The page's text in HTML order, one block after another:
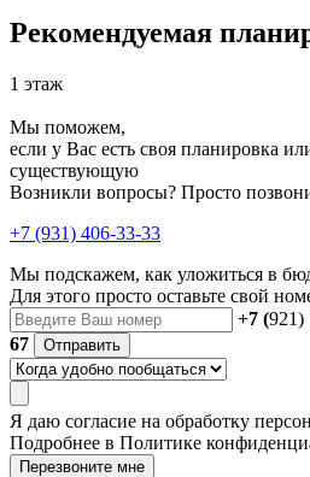
Рекомендуемая
1 этаж
Мы поможем,
если у Вас есть своя планировка
существующую
Возникли вопросы? Просто
+7 (931) 406-33-33
Мы подскажем, как уложиться в
Для этого просто оставьте свой
+7 (921)
67
Отправить
Я даю согласие на обработку
Подробнее в Политике
Перезвоните мне